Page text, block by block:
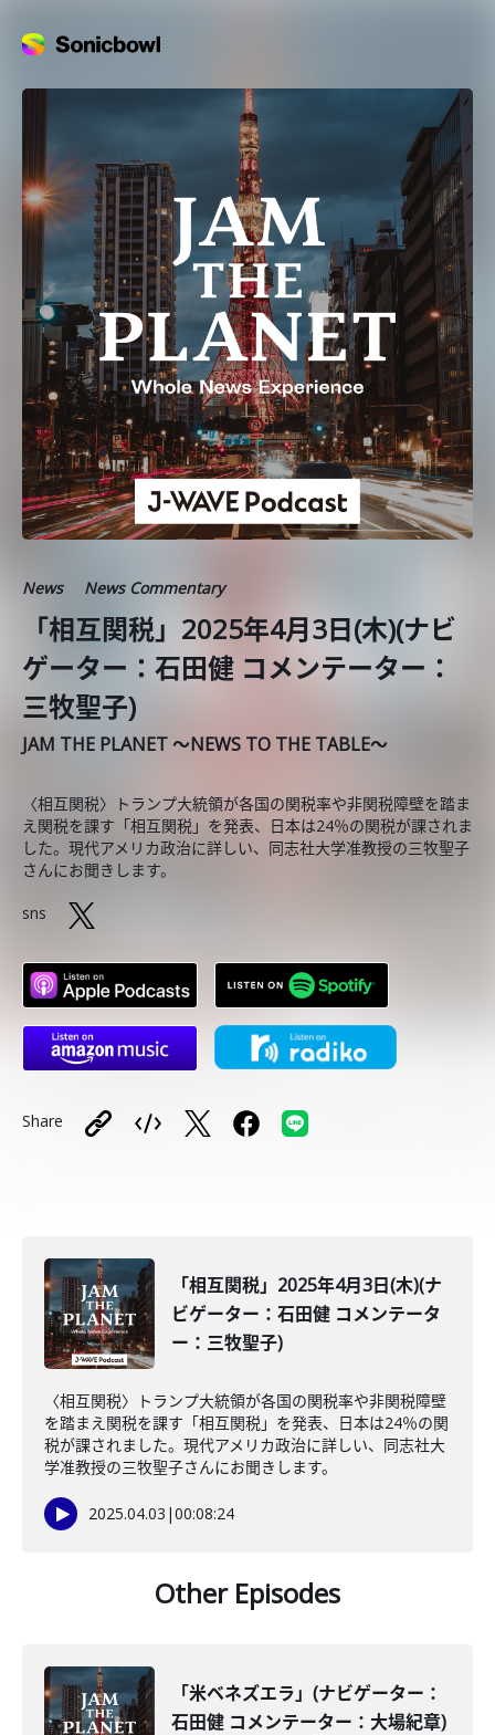
News News Commentary
「相互関税」2025年4月3日(木)(ナビ
ゲーター：石田健 コメンテーター：
三牧聖子)
JAM THE PLANET ～NEWS TO THE TABLE～
〈相互関税〉トランプ大統領が各国の関税率や非関税障壁を踏ま
え関税を課す「相互関税」を発表、日本は24％の関税が課されま
した。現代アメリカ政治に詳しい、同志社大学准教授の三牧聖子
さんにお聞きします。
sns
Share
「相互関税」2025年4月3日(木)(ナ
ビゲーター：石田健 コメンテータ
ー：三牧聖子)
〈相互関税〉トランプ大統領が各国の関税率や非関税障壁
を踏まえ関税を課す「相互関税」を発表、日本は24％の関
税が課されました。現代アメリカ政治に詳しい、同志社大
学准教授の三牧聖子さんにお聞きします。
2025.04.03 |00:08:24
Other Episodes
「米ベネズエラ」(ナビゲーター：
石田健 コメンテーター：大場紀章)